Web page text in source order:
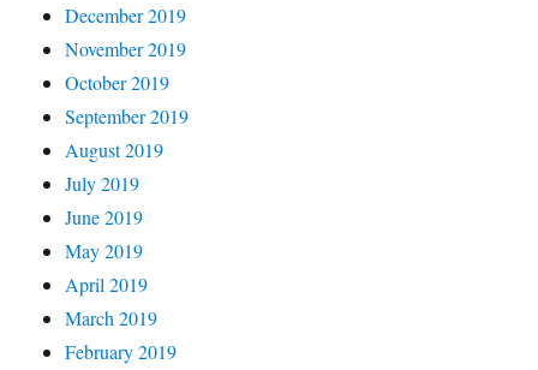
December 2019
November 2019
October 2019
September 2019
August 2019
July 2019
June 2019
May 2019
April 2019
March 2019
February 2019